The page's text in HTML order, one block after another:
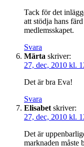
Tack för det
att stödja hans
medlemsskapet.
Svara
Märta skriver:
27, dec, 2010 kl.
Det är bra Eva!
Svara
Elisabet skriver:
27, dec, 2010 kl.
Det är
marknaden måste